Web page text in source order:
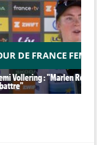
DE FRANCE
Vollering : "Marlen